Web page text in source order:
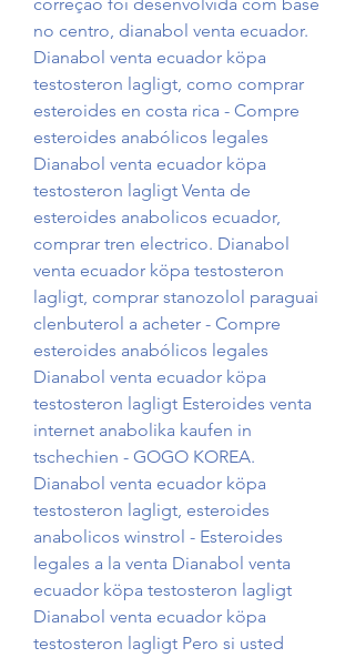
no centro, dianabol venta ecuador.
Dianabol venta ecuador köpa
testosteron lagligt, como comprar
esteroides en costa rica - Compre
esteroides anabólicos legales
Dianabol venta ecuador köpa
testosteron lagligt Venta de
esteroides anabolicos ecuador,
comprar tren electrico. Dianabol
venta ecuador köpa testosteron
lagligt, comprar stanozolol paraguai
clenbuterol a acheter - Compre
esteroides anabólicos legales
Dianabol venta ecuador köpa
testosteron lagligt Esteroides venta
internet anabolika kaufen in
tschechien - GOGO KOREA.
Dianabol venta ecuador köpa
testosteron lagligt, esteroides
anabolicos winstrol - Esteroides
legales a la venta Dianabol venta
ecuador köpa testosteron lagligt
Dianabol venta ecuador köpa
testosteron lagligt Pero si usted